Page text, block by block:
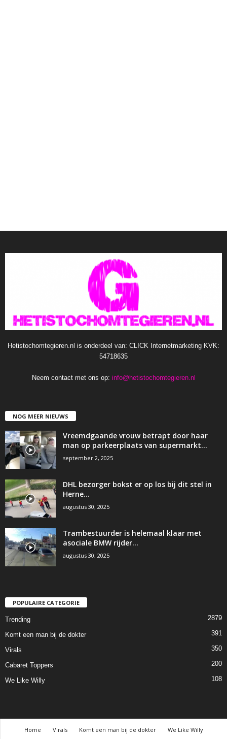
Hetistochomtegieren.nl is onderdeel van: CLICK Internetmarketing KVK:
54718635
Neem contact met ons op: info@hetistochomtegieren.nl
NOG MEER NIEUWS
Vreemdgaande vrouw betrapt door haar
man op parkeerplaats van supermarkt…
september 2, 2025
DHL bezorger bokst er op los bij dit stel in
Herne…
augustus 30, 2025
Trambestuurder is helemaal klaar met
asociale BMW rijder…
augustus 30, 2025
POPULAIRE CATEGORIE
Trending 2879
Komt een man bij de dokter 391
Virals 350
Cabaret Toppers 200
We Like Willy 108
Home Virals Komt een man bij de dokter
We Like Willy